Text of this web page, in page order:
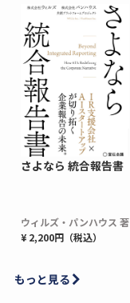
さよなら 統合報告書
ウィルズ・パンハウス 著
¥ 2,200円（税込）
もっと見る